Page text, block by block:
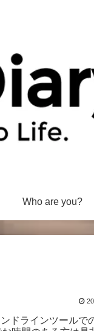
Who are you?
ドラインツールで